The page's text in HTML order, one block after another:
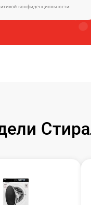
конфиденциальности